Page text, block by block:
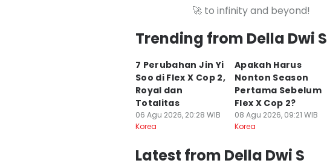
🚀 to infinity and beyond!
Trending from Della Dwi S
7 Perubahan Jin Yi
Soo di Flex X Cop 2,
Royal dan
Totalitas
06 Agu 2026, 20:28 WIB
Korea
Apakah Harus
Nonton Season
Pertama Sebelum
Flex X Cop 2?
08 Agu 2026, 09:21 WIB
Korea
Latest from Della Dwi S